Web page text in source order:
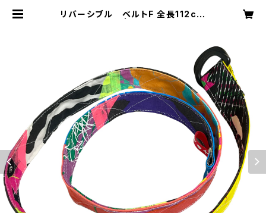
リバーシブル ベルトF 全長112cm